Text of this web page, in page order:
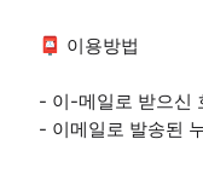
📮 이용방법
- 이-메일로 받으신
- 이메일로 발송된